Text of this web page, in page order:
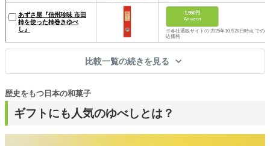
あずさ屋『信州珍味 市田
柿を使った柿巻きゆべ
し』
1,950円
Amazon
※各社通販サイトの 2025年10月20日時点 での税
込価格
比較一覧の続きを見る
ギフトにも人気のゆべしとは？
歴史をもつ日本の和菓子